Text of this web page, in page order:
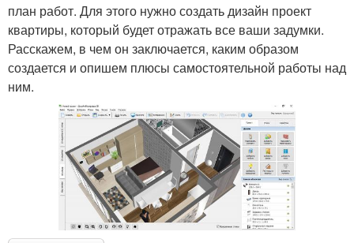
план работ. Для этого нужно создать дизайн проект
квартиры, который будет отражать все ваши задумки.
Расскажем, в чем он заключается, каким образом
создается и опишем плюсы самостоятельной работы над
ним.